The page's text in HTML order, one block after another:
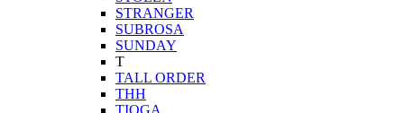
STRANGER
SUBROSA
SUNDAY
T
TALL ORDER
THH
TIOGA